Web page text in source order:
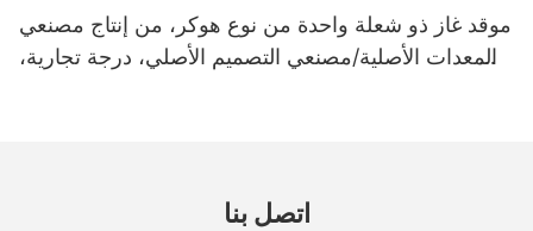
موقد غاز ذو شعلة واحدة من نوع هوكر، من إنتاج مصنعي
المعدات الأصلية/مصنعي التصميم الأصلي، درجة تجارية،
اتصل بنا